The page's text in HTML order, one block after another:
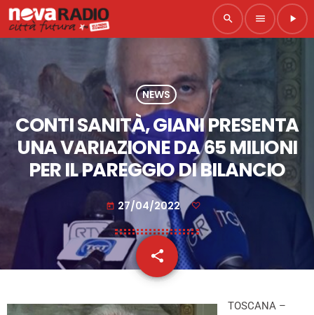
search menu play_arrow
NEWS
CONTI SANITÀ, GIANI PRESENTA
UNA VARIAZIONE DA 65 MILIONI
PER IL PAREGGIO DI BILANCIO
today 27/04/2022
share
email
TOSCANA –